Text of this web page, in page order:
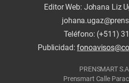
Editor Web: Johana Liz
Teléfono: (+511)
Publicidad:
PRENSMART
Prensmart Calle